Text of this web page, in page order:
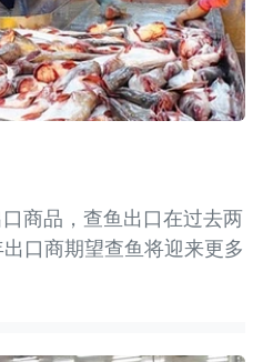
商品，查鱼出口在过去两
口商期望查鱼将迎来更多